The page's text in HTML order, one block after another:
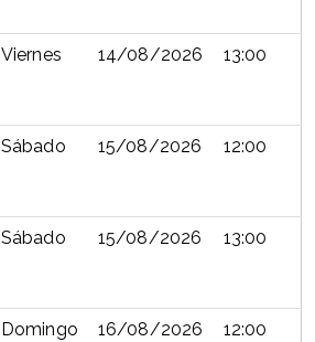
Viernes 14/08/2026 13:00
Sábado 15/08/2026 12:00
Sábado 15/08/2026 13:00
Domingo 16/08/2026 12:00